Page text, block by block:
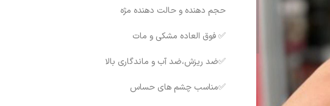
حجم دهنده و حالت دهنده مژه
✅ فوق العاده مشکی و مات
✅ضد ریزش،ضد آب و ماندگاری بالا
✅مناسب چشم های حساس